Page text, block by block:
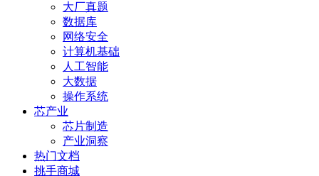
大厂真题
数据库
网络安全
计算机基础
人工智能
大数据
操作系统
芯产业
芯片制造
产业洞察
热门文档
挑手商城